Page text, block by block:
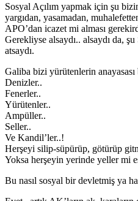
Sosyal Açılım yapmak için şu
yargıdan, yasamadan,
APO’dan icazet mi alması
Gerekliyse alsaydı.. alsaydı da,
atsaydı.
Galiba bizi yürütenlerin anayasası
Denizler..
Fenerler..
Yürütenler..
Ampüller..
Seller..
Ve Kandil’ler..!
Herşeyi silip-süpürüp, götürüp
Yoksa herşeyin yerinde yeller mi
Bu nasıl sosyal bir devletmiş ya